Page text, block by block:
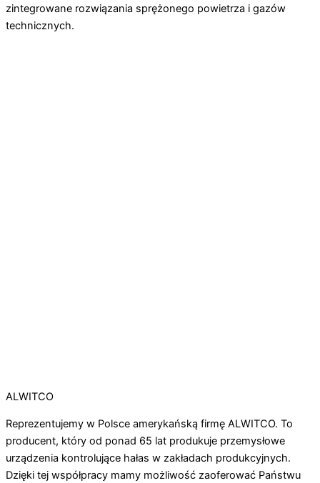
zintegrowane rozwiązania sprężonego powietrza i gazów
technicznych.
ALWITCO
Reprezentujemy w Polsce amerykańską firmę ALWITCO. To
producent, który od ponad 65 lat produkuje przemysłowe
urządzenia kontrolujące hałas w zakładach produkcyjnych.
Dzięki tej współpracy mamy możliwość zaoferować Państwu